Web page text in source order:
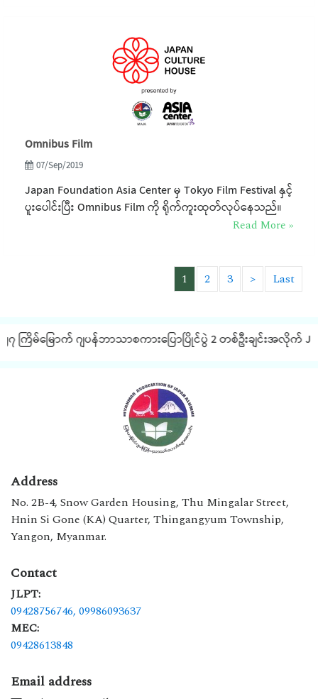
Omnibus Film
07/Sep/2019
Japan Foundation Asia Center မှ Tokyo Film Festival နှင့်
ပူးပေါင်းပြီး Omnibus Film ကို ရိုက်ကူးထုတ်လုပ်နေသည်။
Read More »
1 2 3 > Last
ကြိမ်မြောက် ဂျပန်ဘာသာစကားပြောပြိုင်ပွဲ 2 တစ်ဦးချင်းအလိုက် JLPT
Address
No. 2B-4, Snow Garden Housing, Thu Mingalar Street,
Hnin Si Gone (KA) Quarter, Thingangyum Township,
Yangon, Myanmar.
Contact
JLPT:
09428756746, 09986093637
MEC:
09428613848
Email address